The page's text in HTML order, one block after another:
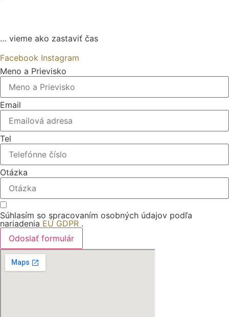
… vieme ako zastaviť čas
Facebook Instagram
Meno a Prievisko
Email
Tel
Otázka
Súhlasím so spracovaním osobných údajov podľa
nariadenia EÚ GDPR .
Odoslať formulár